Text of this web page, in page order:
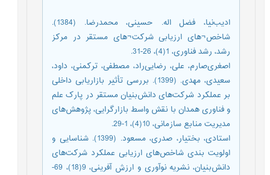
ادیب‌نیا، فضل اله. حسینی، محمدرضا. (1384).
شاخص¬های ارزیابی شرکت¬های مستقر در مرکز
رشد، رشد فناوری، 1(4)، 26-31.
اصغری‌صارم، علی، رضایی‌راد، مصطفی، ترکمنی، داود،
سعیدی، مهدی. (1399). بررسی تأثیر بازاریابی داخلی
بر عملکرد شرکت‌های دانش‌بنیان مستقر در پارک علم
و فناوری همدان با نقش واسط بازارگرایی، پژوهش‌های
مدیریت منابع سازمانی، 10(4)، 1-29.
استادی، بختیار، صدری، مسعود. (1399). شناسایی و
اولویت بندی شاخص‌های ارزیابی عملکرد شرکت‌های
دانش‌بنیان، نشریه نوآوری و ارزش آفرینی، 9(18)، 69-